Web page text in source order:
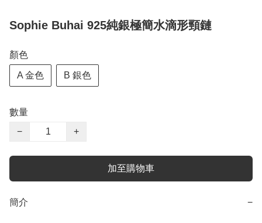
Sophie Buhai 925純銀極簡水滴形頸鏈
顏色
A 金色 B 銀色
數量
−
+
加至購物車
簡介 −